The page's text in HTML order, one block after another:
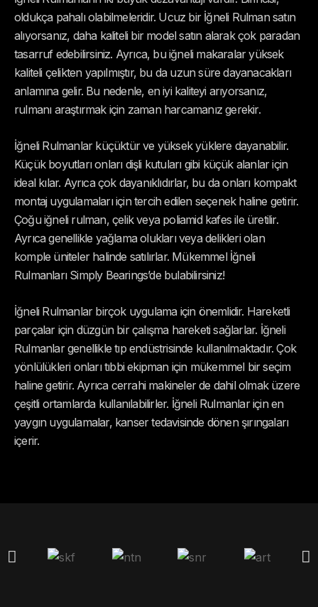
oldukça pahalı olabilmeleridir. Ucuz bir İğneli Rulman satın
alıyorsanız, daha kaliteli bir model satın alarak çok paradan
tasarruf edebilirsiniz. Ayrıca, bu iğneli makaralar yüksek
kaliteli çelikten yapılmıştır, bu da uzun süre dayanacakları
anlamına gelir. Bu nedenle, en iyi kaliteyi arıyorsanız,
rulmanı araştırmak için zaman harcamanız gerekir.
İğneli Rulmanlar küçüktür ve yüksek yüklere dayanabilir.
Küçük boyutları onları dişli kutuları gibi küçük alanlar için
ideal kılar. Ayrıca çok dayanıklıdırlar, bu da onları kompakt
montaj uygulamaları için tercih edilen seçenek haline getirir.
Çoğu iğneli rulman, çelik veya poliamid kafes ile üretilir.
Ayrıca genellikle yağlama olukları veya delikleri olan
komple üniteler halinde satılırlar. Mükemmel İğneli
Rulmanları Simply Bearings’de bulabilirsiniz!
İğneli Rulmanlar birçok uygulama için önemlidir. Hareketli
parçalar için düzgün bir çalışma hareketi sağlarlar. İğneli
Rulmanlar genellikle tıp endüstrisinde kullanılmaktadır. Çok
yönlülükleri onları tıbbi ekipman için mükemmel bir seçim
haline getirir. Ayrıca cerrahi makineler de dahil olmak üzere
çeşitli ortamlarda kullanılabilirler. İğneli Rulmanlar için en
yaygın uygulamalar, kanser tedavisinde dönen şırıngaları
içerir.